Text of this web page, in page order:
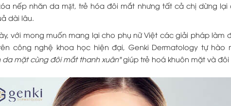
nếp nhăn da mặt, trẻ hóa đôi mắt nhưng tất cả chị dừng lại
dài lâu.
với mong muốn mang lại cho phụ nữ Việt các giải pháp làm
công nghệ khoa học hiện đại, Genki Dermatology tự hào
da mặt cùng đôi mắt thanh xuân"giúp trẻ hoá khuôn mặt và